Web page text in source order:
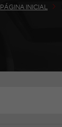
PÁGINA INICIAL